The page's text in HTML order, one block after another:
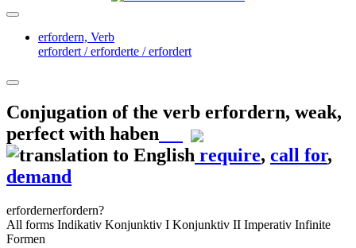
erfordern, Verb
erfordert / erforderte / erfordert
Conjugation of the verb erfordern, weak,
perfect with haben
require, call for,
demand
erfordernerfordern?
All forms Indikativ Konjunktiv I Konjunktiv II Imperativ Infinite
Formen